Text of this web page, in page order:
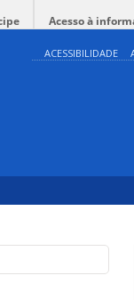
Acesso à
ACESSIBILIDADE